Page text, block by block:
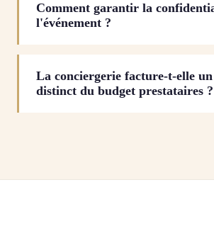
Comment garantir la
l'événement ?
La conciergerie facture-t-elle un
distinct du budget prestataires ?